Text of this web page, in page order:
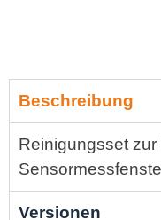
Beschreibung
Reinigungsset
Versionen